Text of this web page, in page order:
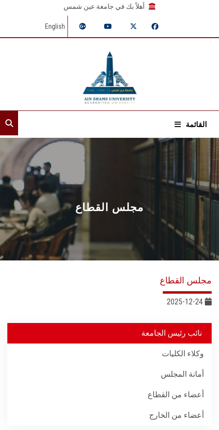
أهلاً بك في جامعة عين شمس
English
القائمة
الرئيسية
عن القطاع
إدارات القطاع
خدمات القطاع
المراكز والوحدات
مجلس القطاع
مجلس القطاع
نائب رئيس الجامعة
وكلاء الكليات
أمانة المجلس
أعضاء من القطاع
أعضاء من الخارج